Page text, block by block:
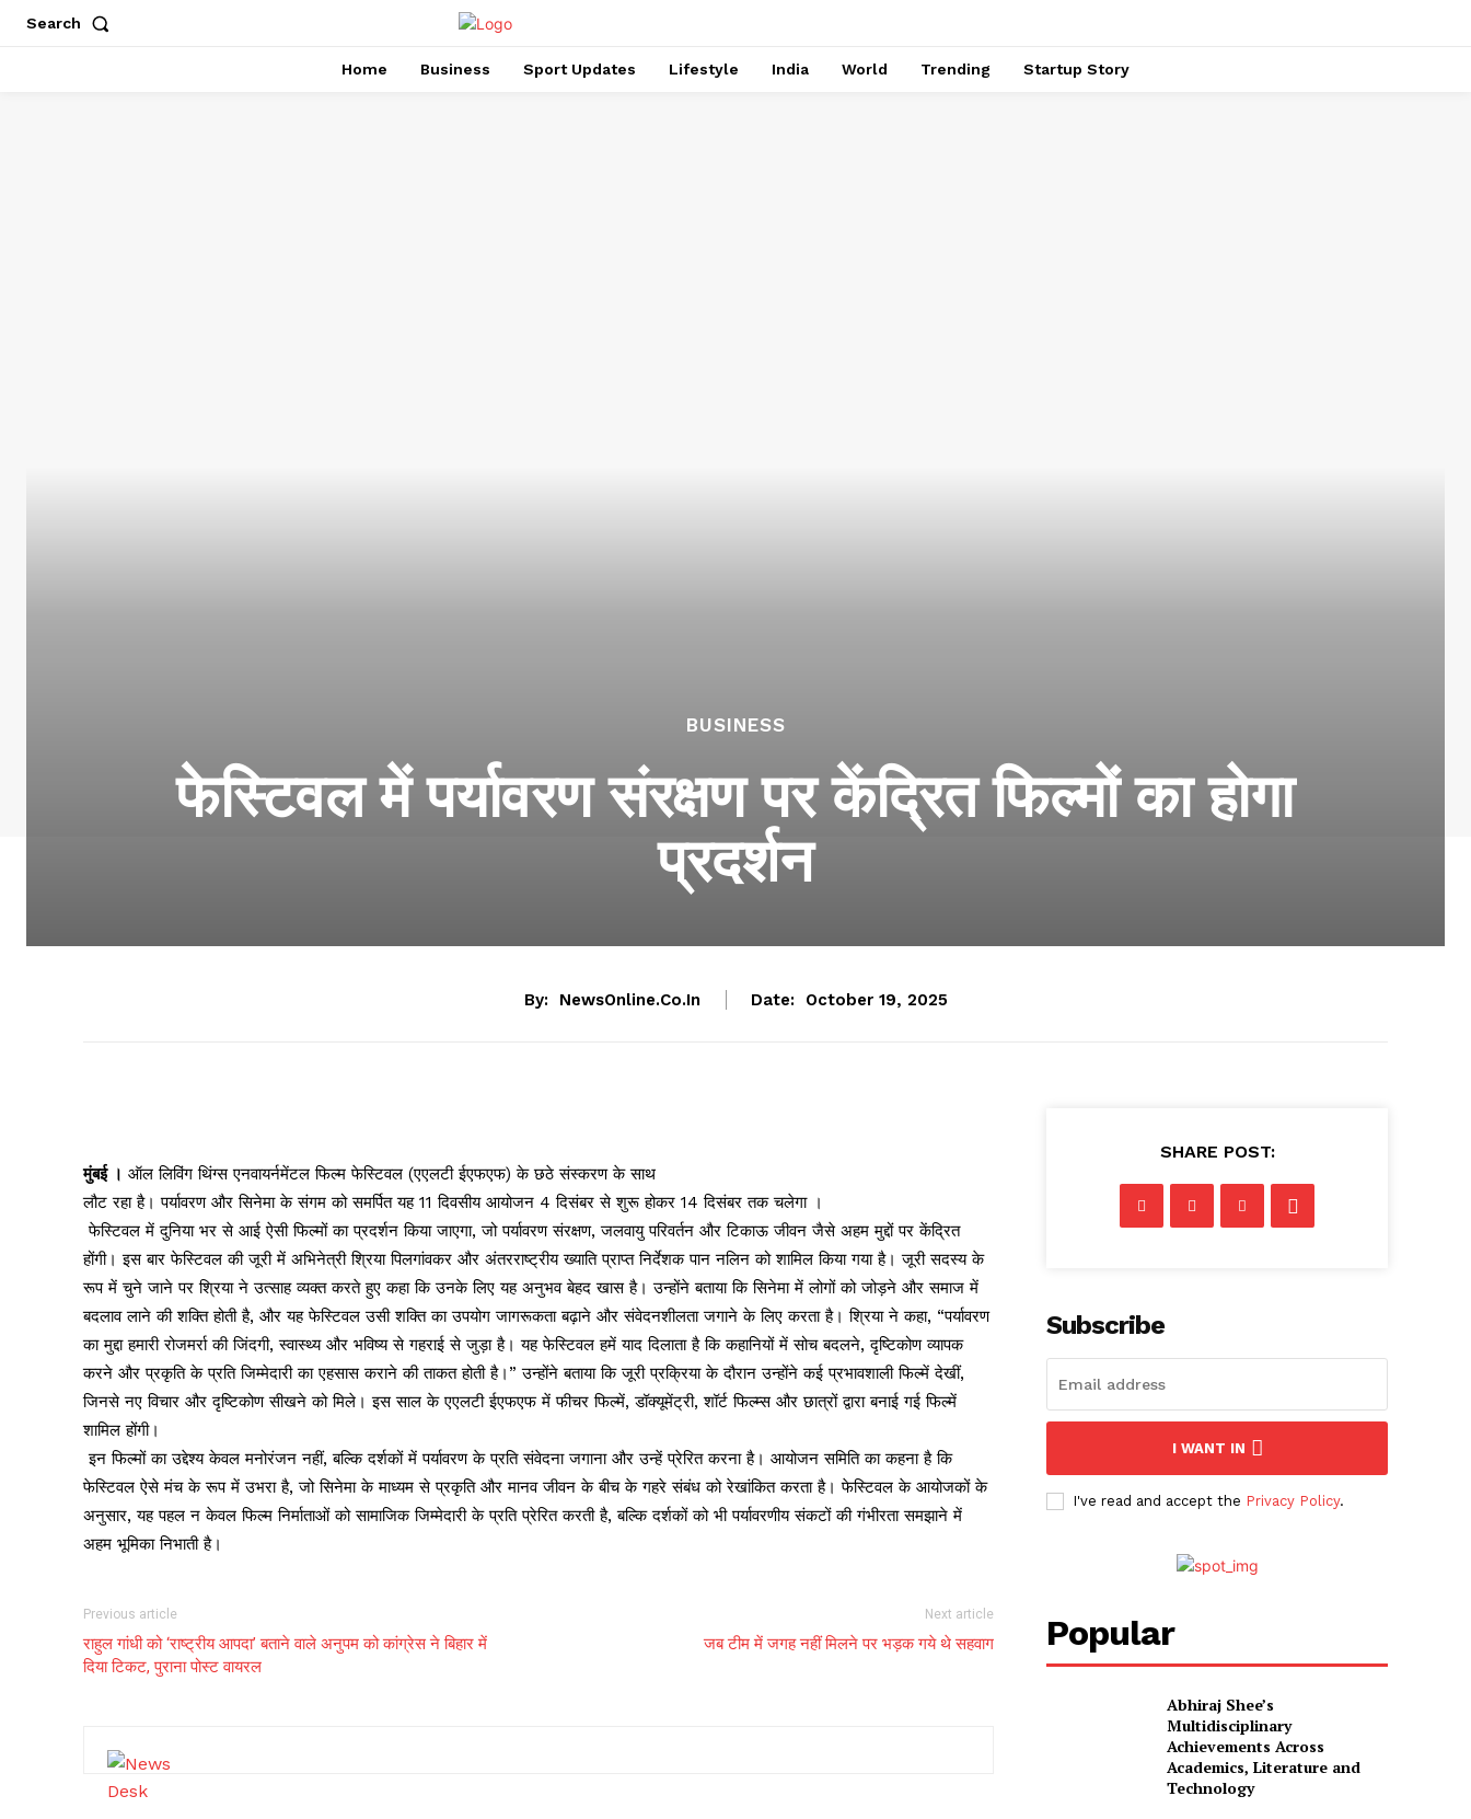
Search
Home Business Sport Updates Lifestyle India World Trending Startup Story
BUSINESS
फेस्टिवल में पर्यावरण संरक्षण पर केंद्रित फिल्मों का होगा
प्रदर्शन
By: NewsOnline.co.in Date: October 19, 2025
मुंबई । ऑल लिविंग थिंग्स एनवायर्नमेंटल फिल्म फेस्टिवल (एएलटी ईएफएफ) के छठे संस्करण के साथ
लौट रहा है। पर्यावरण और सिनेमा के संगम को समर्पित यह 11 दिवसीय आयोजन 4 दिसंबर से शुरू होकर 14 दिसंबर तक चलेगा ।
फेस्टिवल में दुनिया भर से आई ऐसी फिल्मों का प्रदर्शन किया जाएगा, जो पर्यावरण संरक्षण, जलवायु परिवर्तन और टिकाऊ जीवन जैसे अहम मुद्दों पर केंद्रित
होंगी। इस बार फेस्टिवल की जूरी में अभिनेत्री श्रिया पिलगांवकर और अंतरराष्ट्रीय ख्याति प्राप्त निर्देशक पान नलिन को शामिल किया गया है। जूरी सदस्य के
रूप में चुने जाने पर श्रिया ने उत्साह व्यक्त करते हुए कहा कि उनके लिए यह अनुभव बेहद खास है। उन्होंने बताया कि सिनेमा में लोगों को जोड़ने और समाज में
बदलाव लाने की शक्ति होती है, और यह फेस्टिवल उसी शक्ति का उपयोग जागरूकता बढ़ाने और संवेदनशीलता जगाने के लिए करता है। श्रिया ने कहा, “पर्यावरण
का मुद्दा हमारी रोजमर्रा की जिंदगी, स्वास्थ्य और भविष्य से गहराई से जुड़ा है। यह फेस्टिवल हमें याद दिलाता है कि कहानियों में सोच बदलने, दृष्टिकोण व्यापक
करने और प्रकृति के प्रति जिम्मेदारी का एहसास कराने की ताकत होती है।” उन्होंने बताया कि जूरी प्रक्रिया के दौरान उन्होंने कई प्रभावशाली फिल्में देखीं,
जिनसे नए विचार और दृष्टिकोण सीखने को मिले। इस साल के एएलटी ईएफएफ में फीचर फिल्में, डॉक्यूमेंट्री, शॉर्ट फिल्म्स और छात्रों द्वारा बनाई गई फिल्में
शामिल होंगी।
इन फिल्मों का उद्देश्य केवल मनोरंजन नहीं, बल्कि दर्शकों में पर्यावरण के प्रति संवेदना जगाना और उन्हें प्रेरित करना है। आयोजन समिति का कहना है कि
फेस्टिवल ऐसे मंच के रूप में उभरा है, जो सिनेमा के माध्यम से प्रकृति और मानव जीवन के बीच के गहरे संबंध को रेखांकित करता है। फेस्टिवल के आयोजकों के
अनुसार, यह पहल न केवल फिल्म निर्माताओं को सामाजिक जिम्मेदारी के प्रति प्रेरित करती है, बल्कि दर्शकों को भी पर्यावरणीय संकटों की गंभीरता समझाने में
अहम भूमिका निभाती है।
Previous article
राहुल गांधी को ‘राष्ट्रीय आपदा’ बताने वाले अनुपम को कांग्रेस ने बिहार में
दिया टिकट, पुराना पोस्ट वायरल
Next article
जब टीम में जगह नहीं मिलने पर भड़क गये थे सहवाग
SHARE POST:
Subscribe
I WANT IN
I've read and accept the Privacy Policy.
Popular
Abhiraj Shee’s
Multidisciplinary
Achievements Across
Academics, Literature and
Technology